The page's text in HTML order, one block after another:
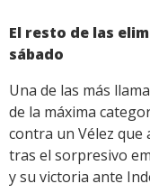
El resto de las
sábado
Una de las más
de la máxima
contra un Vélez que
tras el sorpresivo
y su victoria ante